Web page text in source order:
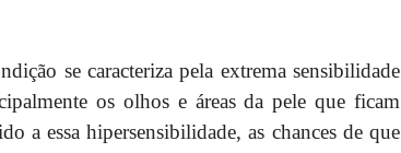
se caracteriza pela extrema sensibilidade
os olhos e áreas da pele que ficam
a essa hipersensibilidade, as chances de que